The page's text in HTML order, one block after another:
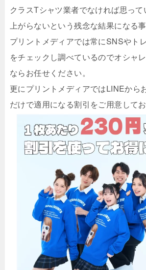
クラスTシャツ業者でなければ思っ
上がらないという残念な結果になる
プリントメディアでは常にSNSやト
をチェックし調べているのでオシャ
ならお任せください。
更にプリントメディアではLINEから
だけで適用になる割引をご用意してお